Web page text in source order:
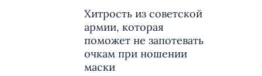
Хитрость из советской
армии, которая
поможет не запотевать
очкам при ношении
маски